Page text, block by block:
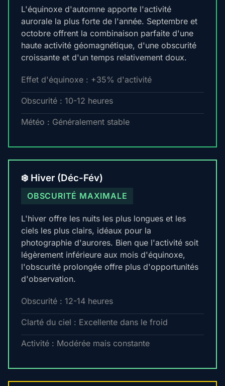
L'équinoxe d'automne apporte l'activité
aurorale la plus forte de l'année. Septembre et
octobre offrent la combinaison parfaite d'une
haute activité géomagnétique, d'une obscurité
croissante et d'un temps relativement doux.
Effet d'équinoxe : +35% d'activité
Obscurité : 10-12 heures
Météo : Généralement stable
❄️ Hiver (Déc-Fév)
OBSCURITÉ MAXIMALE
L'hiver offre les nuits les plus longues et les
ciels les plus clairs, idéaux pour la
photographie d'aurores. Bien que l'activité soit
légèrement inférieure aux mois d'équinoxe,
l'obscurité prolongée offre plus d'opportunités
d'observation.
Obscurité : 12-14 heures
Clarté du ciel : Excellente dans le froid
Activité : Modérée mais constante